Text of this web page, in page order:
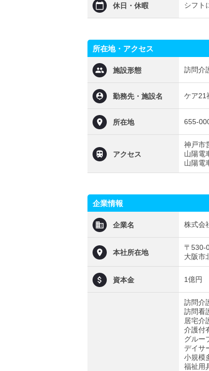
休日・休暇 シフト
所在地・アクセス
施設形態 訪問介
勤務先・施設名 ケア21
所在地 655-
アクセス
神戸市
山陽電
山陽電
企業情報
企業名 株式会
本社所在地
〒530-
大阪市
資本金 1億円
訪問介
訪問看
居宅介
介護付
グルー
デイサ
小規模
福祉用